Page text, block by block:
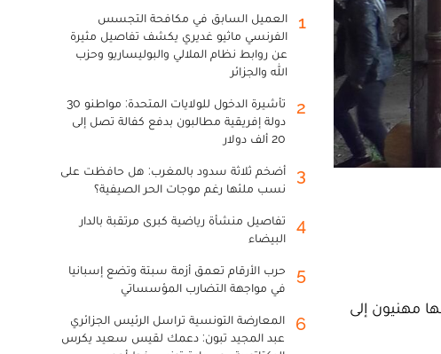
مهنيون إلى
1
العميل السابق في مكافحة التجسس
الفرنسي ماثيو غديري يكشف تفاصيل مثيرة
عن روابط نظام الملالي والبوليساريو وحزب
الله والجزائر
2
تأشيرة الدخول للولايات المتحدة: مواطنو 30
دولة إفريقية مطالبون بدفع كفالة تصل إلى
20 ألف دولار
3
أضخم ثلاثة سدود بالمغرب: هل حافظت على
نسب ملئها رغم موجات الحر الصيفية؟
4
تفاصيل منشأة رياضية كبرى مرتقبة بالدار
البيضاء
5
حرب الأرقام تعمق أزمة سبتة وتضع إسبانيا
في مواجهة التضارب المؤسساتي
6
المعارضة التونسية تراسل الرئيس الجزائري
عبد المجيد تبون: دعمك لقيس سعيد يكرس